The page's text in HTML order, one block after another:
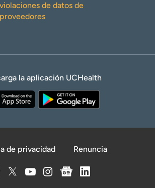
violaciones de datos de
proveedores
la aplicación UCHealth
de privacidad Renuncia